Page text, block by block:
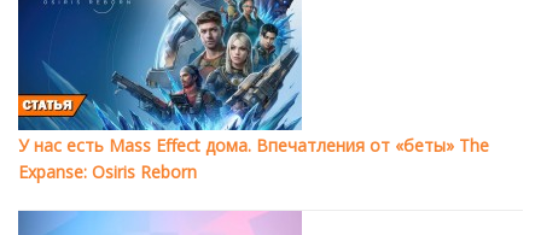
У нас есть Mass Effect дома. Впечатления от «беты» The
Expanse: Osiris Reborn